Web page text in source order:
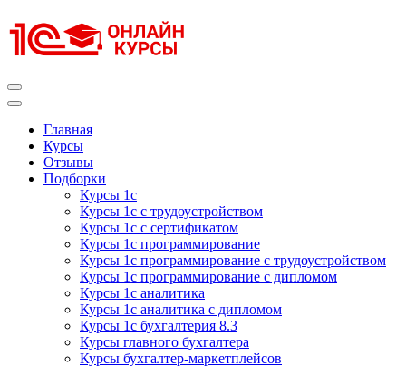
к
содержимому
Главная
Курсы
Отзывы
Подборки
Курсы 1с
Курсы 1с с трудоустройством
Курсы 1с с сертификатом
Курсы 1с программирование
Курсы 1с программирование с трудоустройством
Курсы 1с программирование с дипломом
Курсы 1с аналитика
Курсы 1с аналитика с дипломом
Курсы 1с бухгалтерия 8.3
Курсы главного бухгалтера
Курсы бухгалтер-маркетплейсов